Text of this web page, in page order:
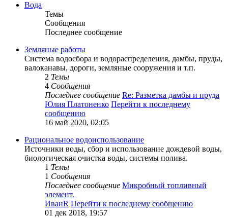
Вода
Темы
Сообщения
Последнее сообщение
Земляные работы
Система водосбора и водораспределения, дамбы, пруды,
валоканавы, дороги, земляные сооружения и т.п.
2 Темы
4 Сообщения
Последнее сообщение Re: Разметка дамбы и пруда
Юлия Платоненко Перейти к последнему
сообщению
16 май 2020, 02:05
Рациональное водоиспользование
Источники воды, сбор и использование дождевой воды,
биологическая очистка воды, системы полива.
1 Темы
1 Сообщения
Последнее сообщение Микробный топливный
элемент.
ИванR Перейти к последнему сообщению
01 дек 2018, 19:57